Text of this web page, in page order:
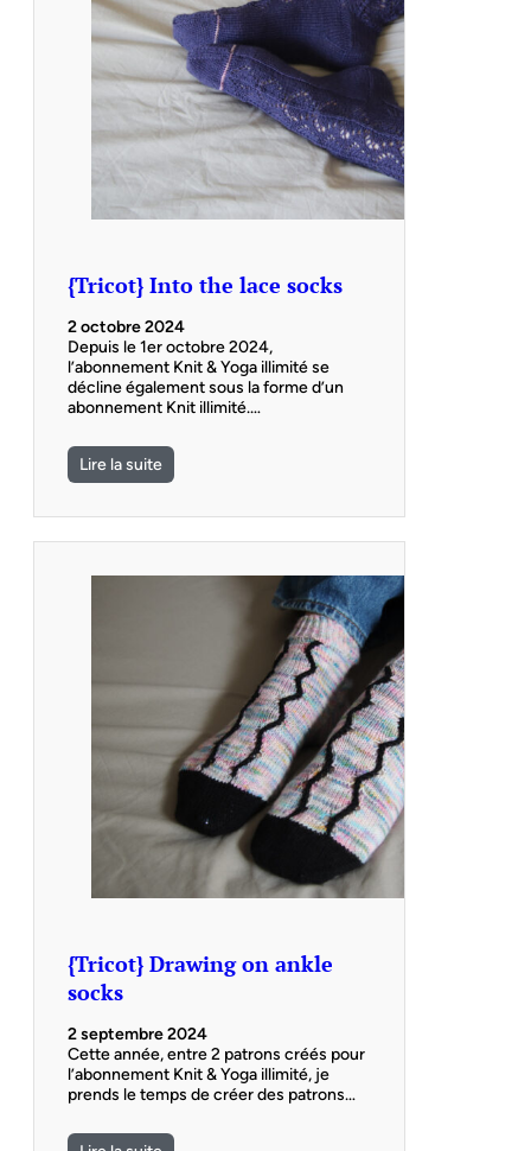
{Tricot} Into the lace socks
2 octobre 2024
Depuis le 1er octobre 2024,
l’abonnement Knit & Yoga illimité se
décline également sous la forme d’un
abonnement Knit illimité.…
Lire la suite
{Tricot} Drawing on ankle
socks
2 septembre 2024
Cette année, entre 2 patrons créés pour
l’abonnement Knit & Yoga illimité, je
prends le temps de créer des patrons…